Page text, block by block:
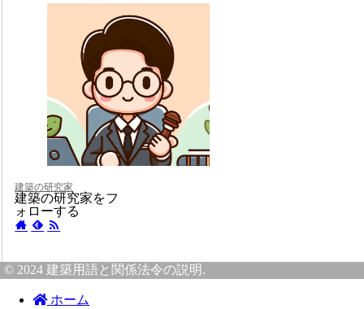
建築の研究家
建築の研究家をフ
ォローする
© 2024 建築用語と関係法令の説明.
ホーム